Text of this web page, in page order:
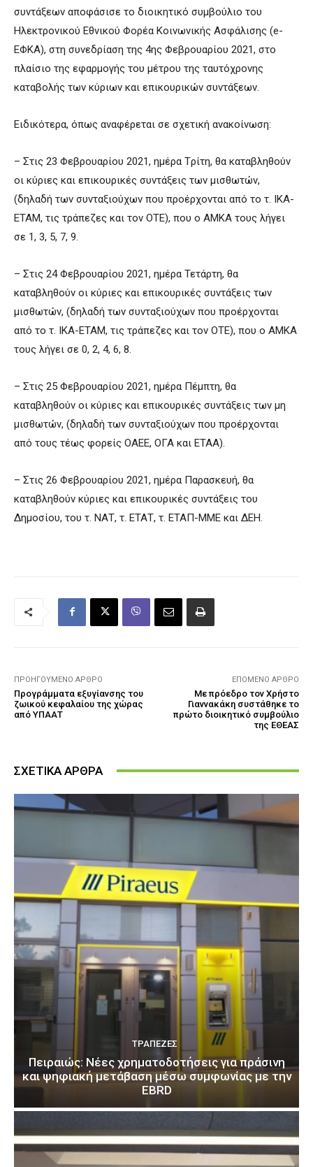
συντάξεων αποφάσισε το διοικητικό συμβούλιο του
Ηλεκτρονικού Εθνικού Φορέα Κοινωνικής Ασφάλισης (e-
ΕΦΚΑ), στη συνεδρίαση της 4ης Φεβρουαρίου 2021, στο
πλαίσιο της εφαρμογής του μέτρου της ταυτόχρονης
καταβολής των κύριων και επικουρικών συντάξεων.
Ειδικότερα, όπως αναφέρεται σε σχετική ανακοίνωση:
– Στις 23 Φεβρουαρίου 2021, ημέρα Tρίτη, θα καταβληθούν
οι κύριες και επικουρικές συντάξεις των μισθωτών,
(δηλαδή των συνταξιούχων που προέρχονται από το τ. ΙΚΑ-
ΕΤΑΜ, τις τράπεζες και τον ΟΤΕ), που ο ΑΜΚΑ τους λήγει
σε 1, 3, 5, 7, 9.
– Στις 24 Φεβρουαρίου 2021, ημέρα Τετάρτη, θα
καταβληθούν οι κύριες και επικουρικές συντάξεις των
μισθωτών, (δηλαδή των συνταξιούχων που προέρχονται
από το τ. ΙΚΑ-ΕΤΑΜ, τις τράπεζες και τον ΟΤΕ), που ο ΑΜΚΑ
τους λήγει σε 0, 2, 4, 6, 8.
– Στις 25 Φεβρουαρίου 2021, ημέρα Πέμπτη, θα
καταβληθούν οι κύριες και επικουρικές συντάξεις των μη
μισθωτών, (δηλαδή των συνταξιούχων που προέρχονται
από τους τέως φορείς ΟΑΕΕ, ΟΓΑ και ΕΤΑΑ).
– Στις 26 Φεβρουαρίου 2021, ημέρα Παρασκευή, θα
καταβληθούν κύριες και επικουρικές συντάξεις του
Δημοσίου, του τ. ΝΑΤ, τ. ΕΤΑΤ, τ. ΕΤΑΠ-ΜΜΕ και ΔΕΗ.
ΠΡΟΗΓΟΎΜΕΝΟ ΆΡΘΡΟ
Προγράμματα εξυγίανσης του
ζωικού κεφαλαίου της χώρας
από ΥΠΑΑΤ
ΕΠΌΜΕΝΟ ΆΡΘΡΟ
Με πρόεδρο τον Χρήστο
Γιαννακάκη συστάθηκε το
πρώτο διοικητικό συμβούλιο
της ΕΘΕΑΣ
ΣΧΕΤΙΚΑ ΑΡΘΡΑ
ΤΡΆΠΕΖΕΣ
Πειραιώς: Νέες χρηματοδοτήσεις για πράσινη
και ψηφιακή μετάβαση μέσω συμφωνίας με την
EBRD